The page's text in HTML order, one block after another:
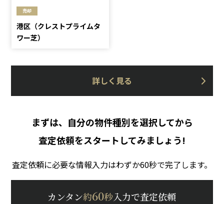
売却
港区（クレストプライムタ
ワー芝）
詳しく見る
まずは、自分の物件種別を選択してから
査定依頼をスタートしてみましょう!
査定依頼に必要な情報入力はわずか60秒で完了します。
カンタン約60秒入力で査定依頼